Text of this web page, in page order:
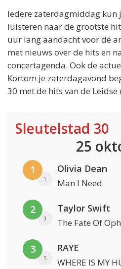
Iedere zaterdagmiddag kun
luisteren naar de grootste
uur lang aandacht voor dé
met nieuws over de hits en
concertagenda. Ook de
Kortom je zaterdagavond
30 met de hits van de Leidse
Sleutelstad 30
25
1
1
Olivia Dean
Man I Need
2
3
Taylor Swift
The Fate Of
3
5
RAYE
WHERE IS MY